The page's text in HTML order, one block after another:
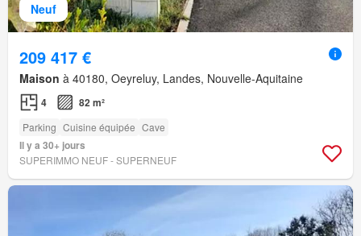
Neuf
209 417 €
Maison à 40180, Oeyreluy, Landes, Nouvelle-Aquitaine
4 82 m²
Parking Cuisine équipée Cave
Il y a 30+ jours
SUPERIMMO NEUF - SUPERNEUF